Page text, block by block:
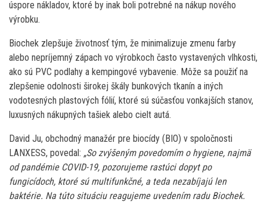
úspore nákladov, ktoré by inak boli potrebné na nákup nového
výrobku.
Biochek zlepšuje životnosť tým, že minimalizuje zmenu farby
alebo nepríjemný zápach vo výrobkoch často vystavených vlhkosti,
ako sú PVC podlahy a kempingové vybavenie. Môže sa použiť na
zlepšenie odolnosti širokej škály bunkových tkanín a iných
vodotesných plastových fólií, ktoré sú súčasťou vonkajších stanov,
luxusných nákupných tašiek alebo cielt autá.
David Ju, obchodný manažér pre biocídy (BIO) v spoločnosti
LANXESS, povedal: „So zvýšeným povedomím o hygiene, najmä
od pandémie COVID-19, pozorujeme rastúci dopyt po
fungicídoch, ktoré sú multifunkčné, a teda nezabíjajú len
baktérie. Na túto situáciu reagujeme uvedením radu Biochek.